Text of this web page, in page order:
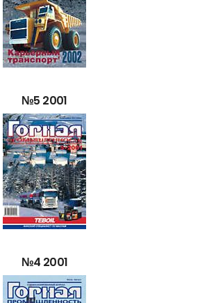
№5 2001
№4 2001